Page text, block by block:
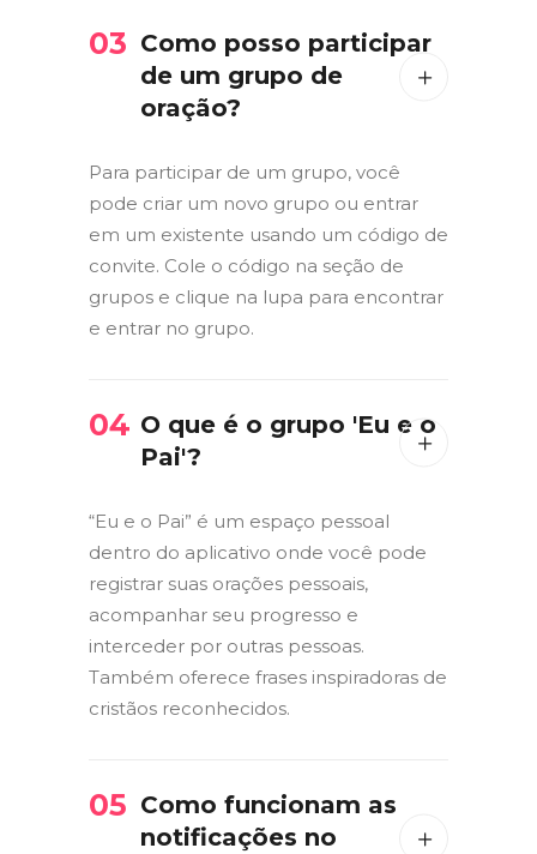
03 Como posso participar
de um grupo de
oração?
Para participar de um grupo, você
pode criar um novo grupo ou entrar
em um existente usando um código de
convite. Cole o código na seção de
grupos e clique na lupa para encontrar
e entrar no grupo.
04 O que é o grupo 'Eu e o
Pai'?
“Eu e o Pai” é um espaço pessoal
dentro do aplicativo onde você pode
registrar suas orações pessoais,
acompanhar seu progresso e
interceder por outras pessoas.
Também oferece frases inspiradoras de
cristãos reconhecidos.
05 Como funcionam as
notificações no